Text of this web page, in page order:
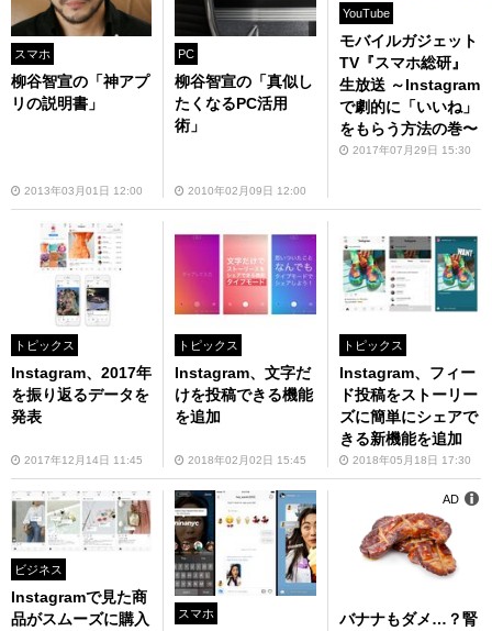
スマホ
柳谷智宣の「神アプ
リの説明書」
2013年03月01日 12:00
PC
柳谷智宣の「真似し
たくなるPC活用
術」
2010年02月09日 12:00
YouTube
モバイルガジェット
TV『スマホ総研』
生放送 ～Instagram
で劇的に「いいね」
をもらう方法の巻〜
2017年07月29日 15:30
トピックス
Instagram、2017年
を振り返るデータを
発表
2017年12月14日 11:45
トピックス
Instagram、文字だ
けを投稿できる機能
を追加
2018年02月02日 15:45
トピックス
Instagram、フィー
ド投稿をストーリー
ズに簡単にシェアで
きる新機能を追加
2018年05月18日 17:30
ビジネス
Instagramで見た商
品がスムーズに購入
スマホ
バナナもダメ…？腎
AD